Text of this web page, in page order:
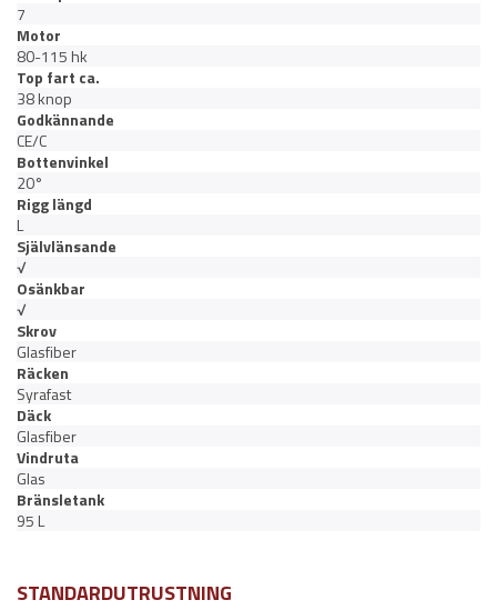
7
Motor
80-115 hk
Top fart ca.
38 knop
Godkännande
CE/C
Bottenvinkel
20°
Rigg längd
L
Självlänsande
√
Osänkbar
√
Skrov
Glasfiber
Räcken
Syrafast
Däck
Glasfiber
Vindruta
Glas
Bränsletank
95 L
STANDARDUTRUSTNING